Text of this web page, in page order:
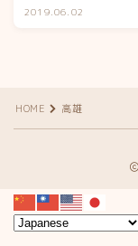
2019.06.02
HOME 高雄